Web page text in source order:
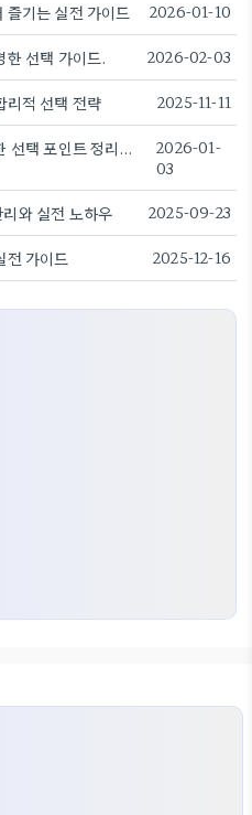
즐기는 실전 가이드 2026-01-10
한 선택 가이드. 2026-02-03
리적 선택 전략 2025-11-11
파크골프용품의 기본 구성과 현명한 선택 포인트 정리와 관리 팁
2026-01-
03
와 실전 노하우 2025-09-23
전 가이드 2025-12-16